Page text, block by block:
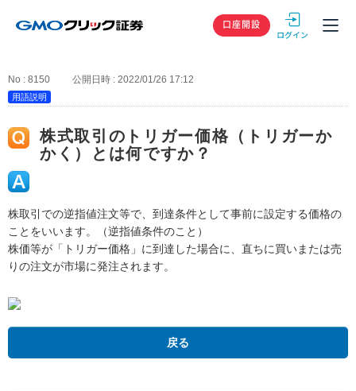
GMOクリック
口座開設
No : 8150 公開日時 : 2022/01/26 17:12
用語説明
株式取引のトリガー価格（トリガーか
かく）とは何ですか？
株取引での逆指値注文等で、到達条件として事前に設定する価格の
ことをいいます。（逆指値条件のこと）
株価等が「トリガー価格」に到達した場合に、直ちに買いまたは売
りの注文が市場に発注されます。
戻る